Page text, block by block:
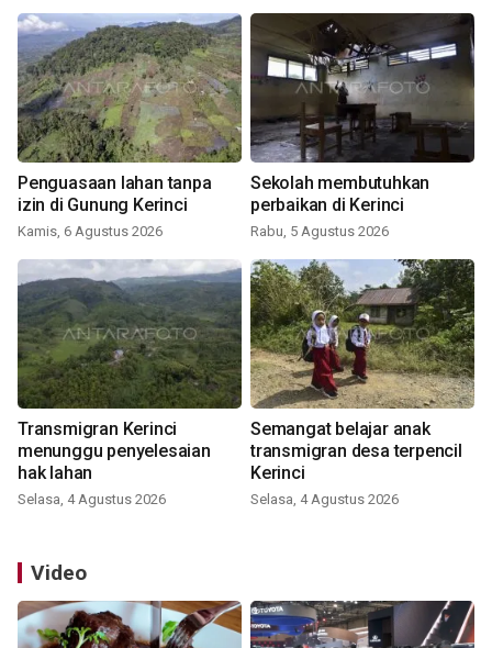
Penguasaan lahan tanpa
izin di Gunung Kerinci
Kamis, 6 Agustus 2026
Sekolah membutuhkan
perbaikan di Kerinci
Rabu, 5 Agustus 2026
Transmigran Kerinci
menunggu penyelesaian
hak lahan
Selasa, 4 Agustus 2026
Semangat belajar anak
transmigran desa terpencil
Kerinci
Selasa, 4 Agustus 2026
Video